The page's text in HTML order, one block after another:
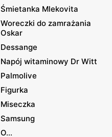
Śmietanka Mlekovita
Woreczki do zamrażania
Oskar
Dessange
Napój witaminowy Dr Witt
Palmolive
Figurka
Miseczka
Samsung
O...